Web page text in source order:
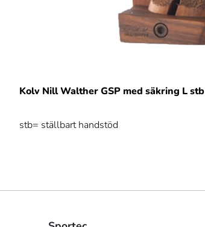
Kolv Nill Walther GSP med säkring L stb
stb= ställbart handstöd